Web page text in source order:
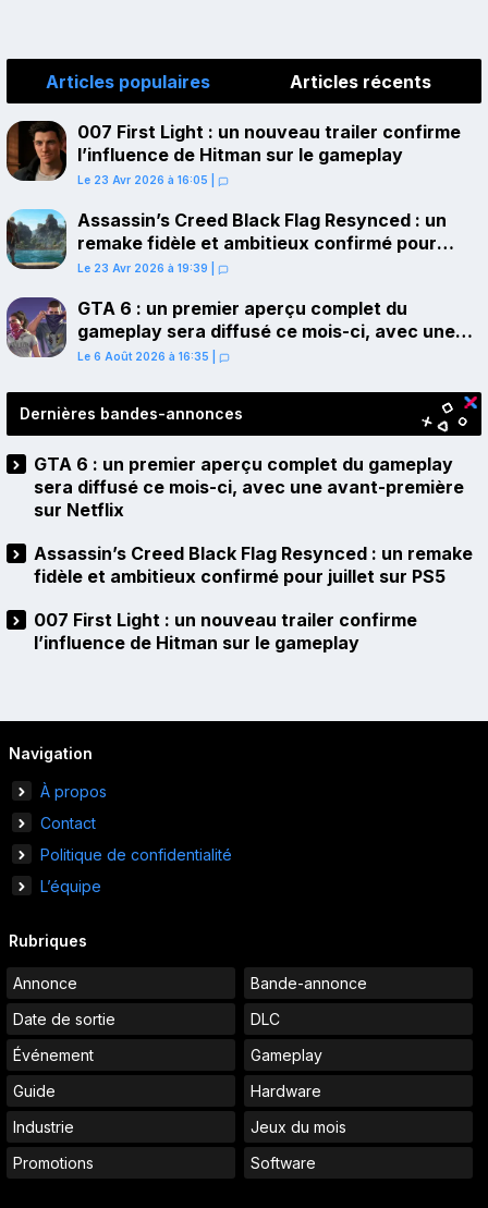
Articles populaires Articles récents
007 First Light : un nouveau trailer confirme
l’influence de Hitman sur le gameplay
Le 23 Avr 2026 à 16:05
Assassin’s Creed Black Flag Resynced : un
remake fidèle et ambitieux confirmé pour
juillet sur PS5
Le 23 Avr 2026 à 19:39
GTA 6 : un premier aperçu complet du
gameplay sera diffusé ce mois-ci, avec une
avant-première sur Netflix
Le 6 Août 2026 à 16:35
Dernières bandes-annonces
GTA 6 : un premier aperçu complet du gameplay
sera diffusé ce mois-ci, avec une avant-première
sur Netflix
Assassin’s Creed Black Flag Resynced : un remake
fidèle et ambitieux confirmé pour juillet sur PS5
007 First Light : un nouveau trailer confirme
l’influence de Hitman sur le gameplay
Navigation
À propos
Contact
Politique de confidentialité
L’équipe
Rubriques
Annonce
Bande-annonce
Date de sortie
DLC
Événement
Gameplay
Guide
Hardware
Industrie
Jeux du mois
Promotions
Software